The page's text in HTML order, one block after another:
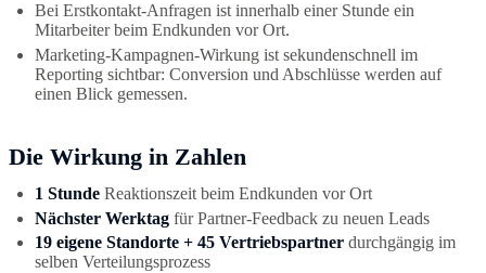
Bei Erstkontakt-Anfragen ist innerhalb einer Stunde ein
Mitarbeiter beim Endkunden vor Ort.
Marketing-Kampagnen-Wirkung ist sekundenschnell im
Reporting sichtbar: Conversion und Abschlüsse werden auf
einen Blick gemessen.
Die Wirkung in Zahlen
1 Stunde Reaktionszeit beim Endkunden vor Ort
Nächster Werktag für Partner-Feedback zu neuen Leads
19 eigene Standorte + 45 Vertriebspartner durchgängig im
selben Verteilungsprozess